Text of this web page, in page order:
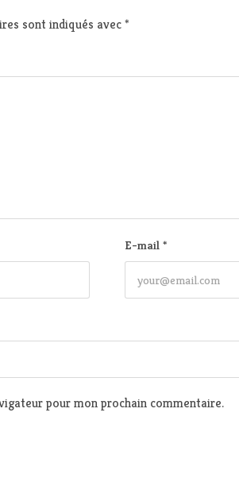
sont indiqués avec*
E-mail*
pour mon prochain commentaire.